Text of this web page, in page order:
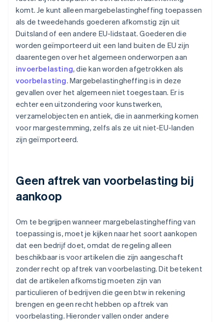
komt. Je kunt alleen margebelastingheffing toepassen
als de tweedehands goederen afkomstig zijn uit
Duitsland of een andere EU-lidstaat. Goederen die
worden geïmporteerd uit een land buiten de EU zijn
daarentegen over het algemeen onderworpen aan
invoerbelasting, die kan worden afgetrokken als
voorbelasting. Margebelastingheffing is in deze
gevallen over het algemeen niet toegestaan. Er is
echter een uitzondering voor kunstwerken,
verzamelobjecten en antiek, die in aanmerking komen
voor margestemming, zelfs als ze uit niet-EU-landen
zijn geïmporteerd.
Geen aftrek van voorbelasting bij
aankoop
Om te begrijpen wanneer margebelastingheffing van
toepassing is, moet je kijken naar het soort aankopen
dat een bedrijf doet, omdat de regeling alleen
beschikbaar is voor artikelen die zijn aangeschaft
zonder recht op aftrek van voorbelasting. Dit betekent
dat de artikelen afkomstig moeten zijn van
particulieren of bedrijven die geen btw in rekening
brengen en geen recht hebben op aftrek van
voorbelasting. Hieronder vallen onder andere